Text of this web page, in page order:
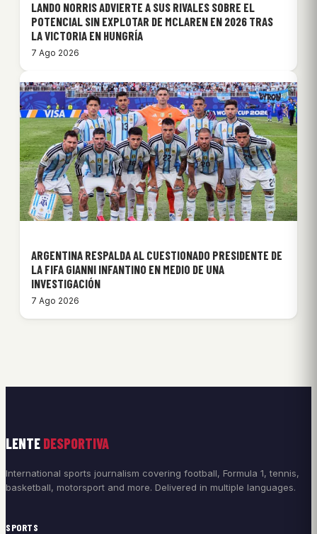
LANDO NORRIS ADVIERTE A SUS RIVALES SOBRE EL
POTENCIAL SIN EXPLOTAR DE MCLAREN EN 2026 TRAS
LA VICTORIA EN HUNGRÍA
7 Ago 2026
ARGENTINA RESPALDA AL CUESTIONADO PRESIDENTE DE
LA FIFA GIANNI INFANTINO EN MEDIO DE UNA
INVESTIGACIÓN
7 Ago 2026
LENTE DESPORTIVA
International sports journalism covering football, Formula 1, tennis,
basketball, motorsport and more. Delivered in multiple languages.
SPORTS